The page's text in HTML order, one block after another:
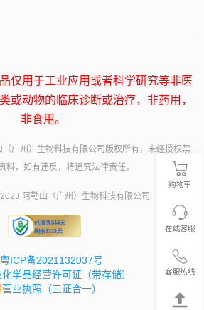
仅用于工业应用或者科学研究等非医
或动物的临床诊断或治疗，非药用，
非食用。
广州）生物科技有限公司版权所有，未经授权禁
料，如有违反，将追究法律责任。
阿勒山（广州）生物科技有限公司
粤ICP备2021132037号
学品经营许可证（带存储）
营业执照（三证合一）
购物车
在线客服
客服热线